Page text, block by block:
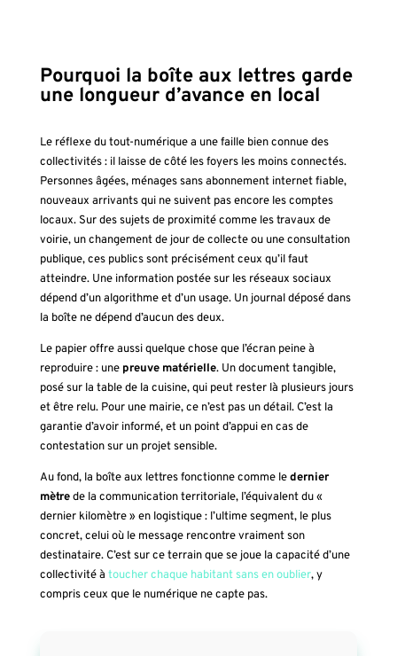
Pourquoi la boîte aux lettres garde
une longueur d’avance en local
Le réflexe du tout-numérique a une faille bien connue des
collectivités : il laisse de côté les foyers les moins connectés.
Personnes âgées, ménages sans abonnement internet fiable,
nouveaux arrivants qui ne suivent pas encore les comptes
locaux. Sur des sujets de proximité comme les travaux de
voirie, un changement de jour de collecte ou une consultation
publique, ces publics sont précisément ceux qu’il faut
atteindre. Une information postée sur les réseaux sociaux
dépend d’un algorithme et d’un usage. Un journal déposé dans
la boîte ne dépend d’aucun des deux.
Le papier offre aussi quelque chose que l’écran peine à
reproduire : une preuve matérielle. Un document tangible,
posé sur la table de la cuisine, qui peut rester là plusieurs jours
et être relu. Pour une mairie, ce n’est pas un détail. C’est la
garantie d’avoir informé, et un point d’appui en cas de
contestation sur un projet sensible.
Au fond, la boîte aux lettres fonctionne comme ledernier
mètrede la communication territoriale, l’équivalent du «
dernier kilomètre » en logistique : l’ultime segment, le plus
concret, celui où le message rencontre vraiment son
destinataire. C’est sur ce terrain que se joue la capacité d’une
collectivité à toucher chaque habitant sans en oublier, y
compris ceux que le numérique ne capte pas.